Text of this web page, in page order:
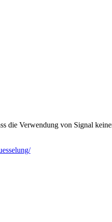
die Verwendung von Signal